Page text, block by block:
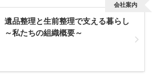
遺品整理と生前整理で支える暮らし
～私たちの組織概要～
会社案内